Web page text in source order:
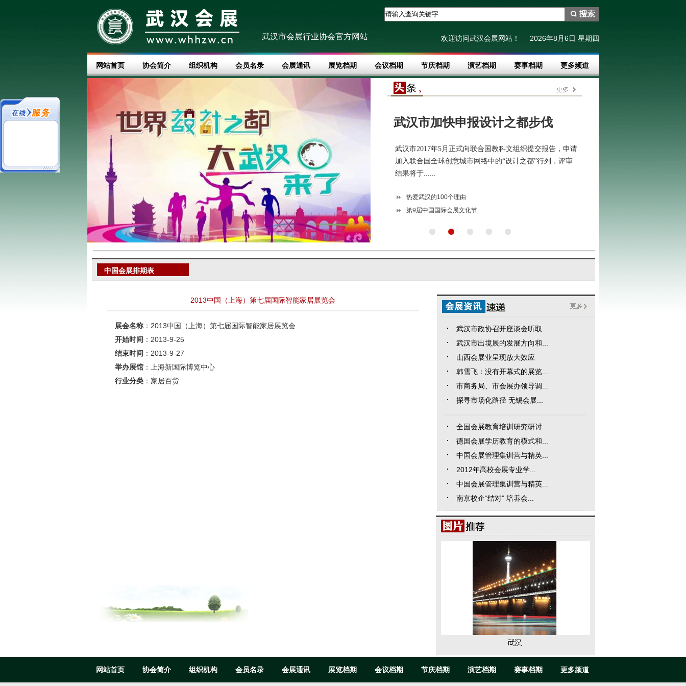
武汉市会展行业协会官方网站 欢迎访问武汉会展网站！ 2026年8月6日 星期四
网站首页 协会简介 组织机构 会员名录 会展通讯 展览档期 会议档期 节庆档期 演艺档期 赛事档期 更多频道
武汉市加快申报设计之都步伐
武汉市2017年5月正式向联合国教科文组织提交报告，申请
加入联合国全球创意城市网络中的“设计之都”行列，评审
结果将于......
热爱武汉的100个理由
第9届中国国际会展文化节
中国会展排期表
2013中国（上海）第七届国际智能家居展览会
展会名称：2013中国（上海）第七届国际智能家居展览会
开始时间 ：2013-9-25
结束时间 ：2013-9-27
举办展馆：上海新国际博览中心
行业分类：家居百货
武汉市政协召开座谈会听取...
武汉市出境展的发展方向和...
山西会展业呈现放大效应
韩雪飞：没有开幕式的展览...
市商务局、市会展办领导调...
探寻市场化路径 无锡会展...
全国会展教育培训研究研讨...
德国会展学历教育的模式和...
中国会展管理集训营与精英...
2012年高校会展专业学...
中国会展管理集训营与精英...
南京校企“结对” 培养会...
网站首页 协会简介 组织机构 会员名录 会展通讯 展览档期 会议档期 节庆档期 演艺档期 赛事档期 更多频道